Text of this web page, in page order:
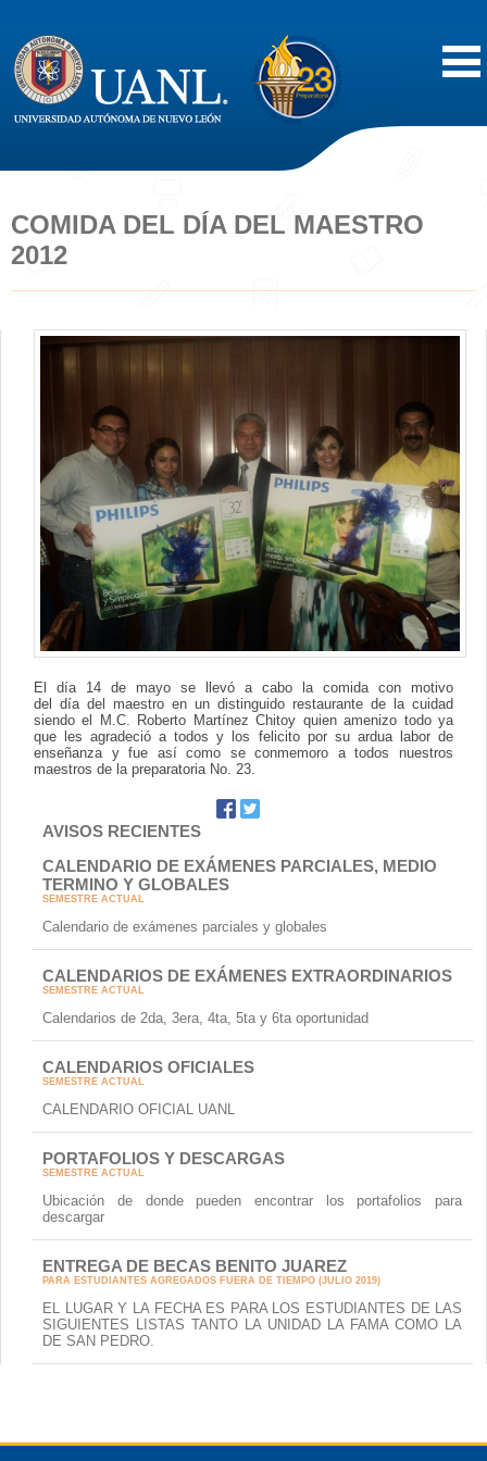
Acerca de
Vida Estudiantil
Difusión
Contacto
COMIDA DEL DÍA DEL MAESTRO
2012
El día 14 de mayo se llevó a cabo la comida con motivo
del día del maestro en un distinguido restaurante de la cuidad
siendo el M.C. Roberto Martínez Chitoy quien amenizo todo ya
que les agradeció a todos y los felicito por su ardua labor de
enseñanza y fue así como se conmemoro a todos nuestros
maestros de la preparatoria No. 23.
AVISOS RECIENTES
CALENDARIO DE EXÁMENES PARCIALES, MEDIO
TERMINO Y GLOBALES
SEMESTRE ACTUAL
Calendario de exámenes parciales y globales
CALENDARIOS DE EXÁMENES EXTRAORDINARIOS
SEMESTRE ACTUAL
Calendarios de 2da, 3era, 4ta, 5ta y 6ta oportunidad
CALENDARIOS OFICIALES
SEMESTRE ACTUAL
CALENDARIO OFICIAL UANL
PORTAFOLIOS Y DESCARGAS
SEMESTRE ACTUAL
Ubicación de donde pueden encontrar los portafolios para
descargar
ENTREGA DE BECAS BENITO JUAREZ
PARA ESTUDIANTES AGREGADOS FUERA DE TIEMPO (JULIO 2019)
EL LUGAR Y LA FECHA ES PARA LOS ESTUDIANTES DE LAS
SIGUIENTES LISTAS TANTO LA UNIDAD LA FAMA COMO LA
DE SAN PEDRO.